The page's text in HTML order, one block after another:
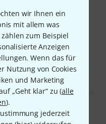
wir Ihnen ein
mit allem was
zum Beispiel
Anzeigen
Wenn das für
Nutzung von Cookies
und Marketing
„Geht klar“ zu (alle
).
jederzeit
und neue Löcher
die Endstücke wieder
09.07.2026